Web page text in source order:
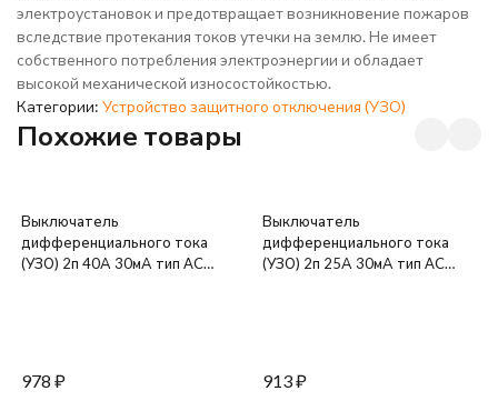
электроустановок и предотвращает возникновение пожаров
вследствие протекания токов утечки на землю. Не имеет
собственного потребления электроэнергии и обладает
высокой механической износостойкостью.
Категории: Устройство защитного отключения (УЗО)
Похожие товары
Выключатель
дифференциального тока
(УЗО) 2п 40А 30мА тип AC
978 ₽
Выключатель
дифференциального тока
(УЗО) 2п 25А 30мА тип AC
913₽